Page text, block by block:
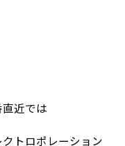
近では
トロポレーション